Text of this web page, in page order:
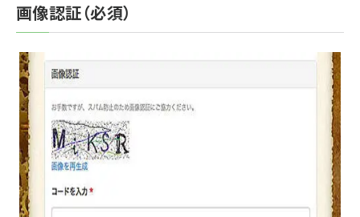
画像認証（必須）